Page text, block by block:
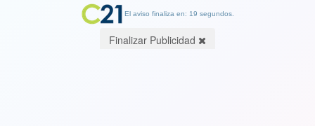
El aviso finaliza en: 19 segundos.
Finalizar Publicidad